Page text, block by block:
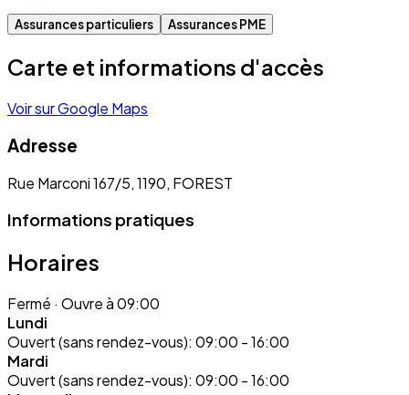
Assurances particuliers Assurances PME
Carte et informations d'accès
Voir sur Google Maps
Adresse
Rue Marconi 167/5, 1190, FOREST
Informations pratiques
Horaires
Fermé · Ouvre à 09:00
Lundi
Ouvert (sans rendez-vous): 09:00 - 16:00
Mardi
Ouvert (sans rendez-vous): 09:00 - 16:00